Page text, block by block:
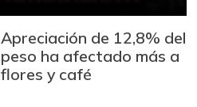
Apreciación de 12,8% del
peso ha afectado más a
flores y café